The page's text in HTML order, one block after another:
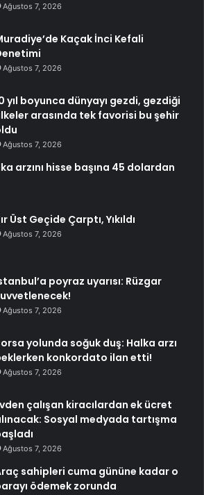
Ağustos 7, 2026
Kaçak İnci Kefali
Ağustos 7, 2026
yıl boyunca dünyayı gezdi, gezdiği
arasında tek favorisi bu şehir
Ağustos 7, 2026
arzını hisse başına 45 dolardan
Üst Geçide Çarptı, Yıkıldı
Ağustos 7, 2026
poyraz uyarısı: Rüzgar
Ağustos 7, 2026
yolunda soğuk duş: Halka arzı
konkordato ilan etti!
Ağustos 7, 2026
çalışan kiracılardan ek ücret
Sosyal medyada tartışma
Ağustos 7, 2026
sahipleri cuma gününe kadar o
ödemek zorunda